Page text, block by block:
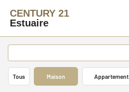
CENTURY 21
Estuaire
Tous Maison Appartement